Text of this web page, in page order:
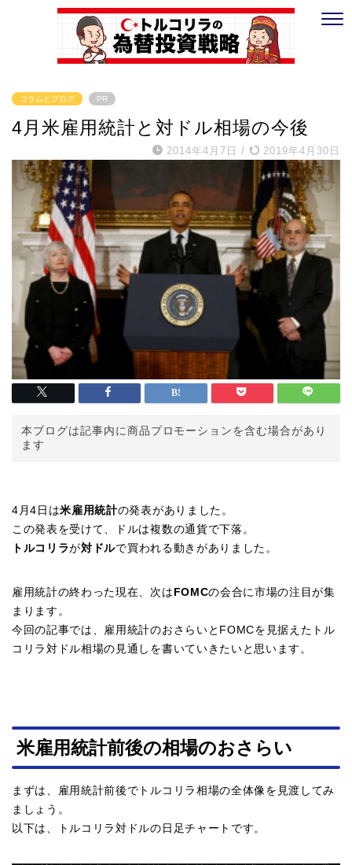
コラムとブログ PR
4月米雇用統計と対ドル相場の今後
2014年4月7日 / 2019年4月30日
本ブログは記事内に商品プロモーションを含む場合があり
ます
4月4日は米雇用統計の発表がありました。
この発表を受けて、ドルは複数の通貨で下落。
トルコリラが対ドルで買われる動きがありました。
雇用統計の終わった現在、次は FOMCの会合に市場の注目が集
まります。
今回の記事では、雇用統計のおさらいとFOMCを見据えたトル
コリラ対ドル相場の見通しを書いていきたいと思います。
米雇用統計前後の相場のおさらい
まずは、雇用統計前後でトルコリラ相場の全体像を見渡してみ
ましょう。
以下は、トルコリラ対ドルの日足チャートです。